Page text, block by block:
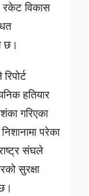
विकास
छ।
हतियार
गरिएका
परेका
संघले
सुरक्षा